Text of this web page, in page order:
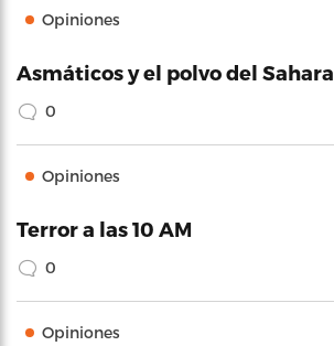
Opiniones
Asmáticos y el polvo del Sahara
0
Opiniones
Terror a las 10 AM
0
Opiniones